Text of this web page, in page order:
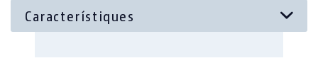
Aigua entrant: rosca de 3⁄4 de polzada
Aigües residuals: 100 HT